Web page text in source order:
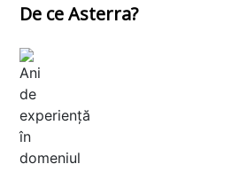
De ce Asterra?